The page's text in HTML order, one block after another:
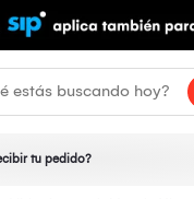
tu pedido?